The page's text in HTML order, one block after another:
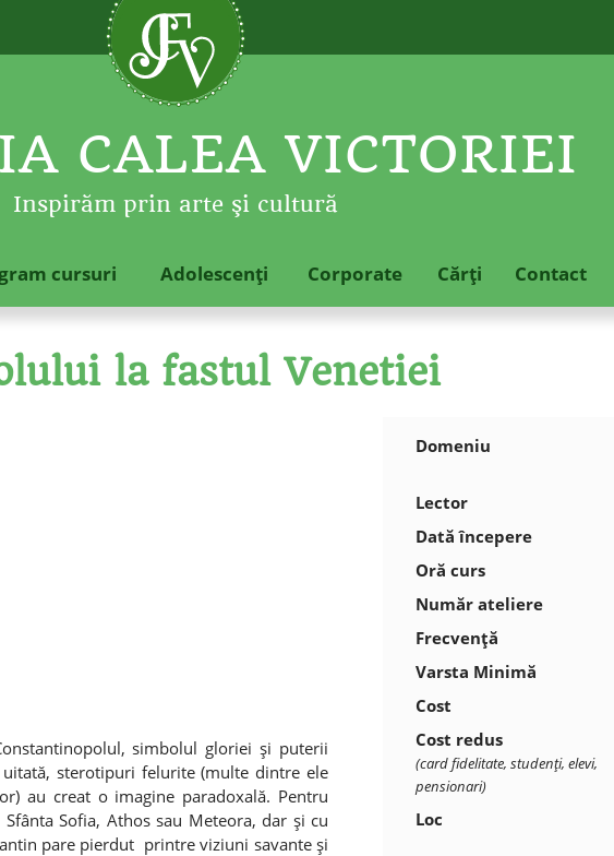
CALEA VICTORIEI
Inspirăm prin arte şi cultură
cursuri Adolescenţi Corporate Cărţi Contact
la fastul Venetiei
simbolul gloriei şi puterii
sterotipuri felurite (multe dintre ele
au creat o imagine paradoxală. Pentru
Sofia, Athos sau Meteora, dar şi cu
pare pierdut printre viziuni savante şi
Domeniu
Lector
Dată începere
Oră curs
Număr ateliere
Frecvenţă
Varsta Minimă
Cost
Cost redus
(card fidelitate, studenţi, elevi,
pensionari)
Loc